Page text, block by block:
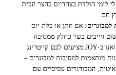
לימי הולדת בצהריים בחצר הבית
חם.
למבוגרים: אם חתן או כלת יום
חייבים בשר כחלק ממסיבה
מדהימה, אז אתם מכוסים ואנו ב-JOY מציעים לכם קייטרינג
מותאמות למסיבות למבוגרים –
המבורגרים עסיסיים עם